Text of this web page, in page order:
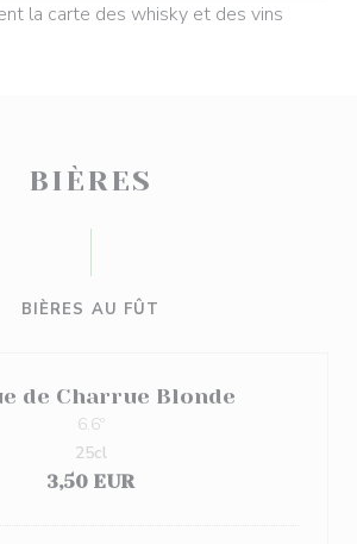
la carte des whisky et des vins
BIÈRES
BIÈRES AU FÛT
de Charrue Blonde
6.6º
3,50 EUR
25cl